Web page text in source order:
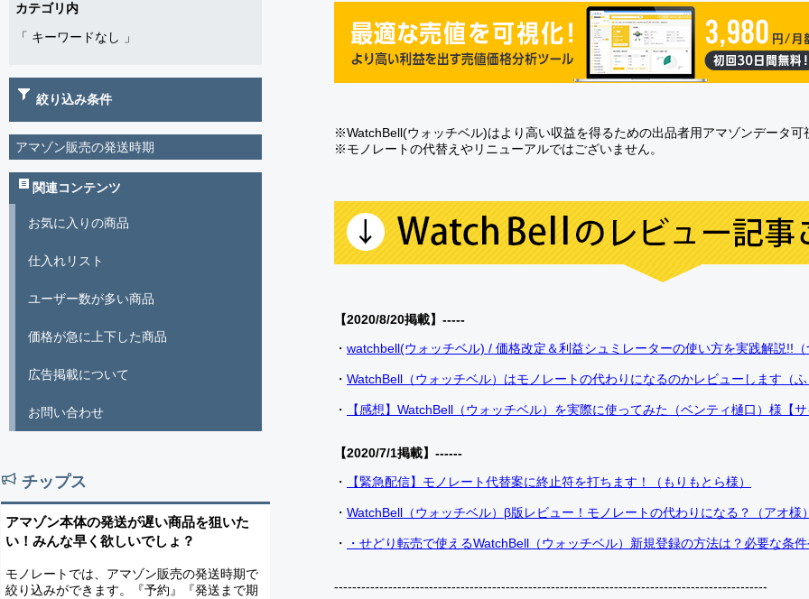
※WatchBell(ウォッチベル)はより高い収益を得るための出品者用アマゾンデータ可
※モノレートの代替えやリニューアルではございません。
【2020/8/20掲載】-----
・ watchbell(ウォッチベル) / 価格改定＆利益シュミレーターの使い方を実践解説!!
・ WatchBell（ウォッチベル）はモノレートの代わりになるのかレビューします（
・ 【感想】WatchBell（ウォッチベル）を実際に使ってみた（ベンティ樋口）様【
【2020/7/1掲載】------
・
【緊急配信】モノレート代替案に終止符を打ちます！（もりもとら様）
・ WatchBell（ウォッチベル）β版レビュー！モノレートの代わりになる？（アオ様
・ ・せどり転売で使えるWatchBell（ウォッチベル）新規登録の方法は？必要な条
------------------------------------------------------------------------------------------------
カテゴリ内
「 キーワードなし 」
絞り込み条件
アマゾン販売の発送時期
関連コンテンツ
お気に入りの商品
仕入れリスト
ユーザー数が多い商品
価格が急に上下した商品
広告掲載について
お問い合わせ
チップス
アマゾン本体の発送が遅い商品を狙いた
い！みんな早く欲しいでしょ？
モノレートでは、アマゾン販売の発送時期で
絞り込みができます。『予約』『発送まで期